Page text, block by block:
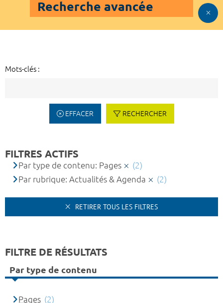
Recherche avancée
Mots-clés :
EFFACER RECHERCHER
FILTRES ACTIFS
Par type de contenu: Pages
(2)
Par rubrique: Actualités & Agenda
(2)
RETIRER TOUS LES FILTRES
FILTRE DE RÉSULTATS
Par type de contenu
Pages (2)